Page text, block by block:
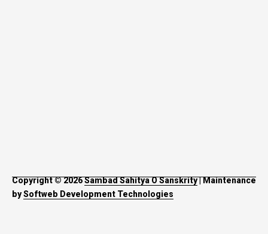
Copyright © 2026Sambad Sahitya O Sanskrity| Maintenance
bySoftweb Development Technologies